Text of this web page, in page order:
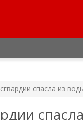
спасла из